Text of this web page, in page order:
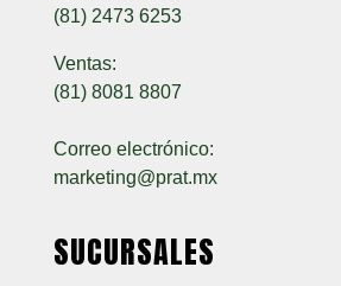
(81) 2473 6253
Ventas:
(81) 8081 8807
Correo electrónico:
marketing@prat.mx
SUCURSALES